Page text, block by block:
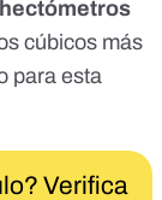
cúbicos más
para esta
Verifica